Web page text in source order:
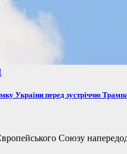
України перед зустріччю
Союзу